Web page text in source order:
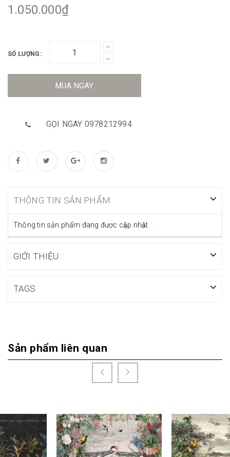
1.050.000₫
SỐ LƯỢNG:
MUA NGAY
GỌI NGAY 0978212994
THÔNG TIN SẢN PHẨM
Thông tin sản phẩm đang được cập nhật
GIỚI THIỆU
TAGS
Sản phẩm liên quan